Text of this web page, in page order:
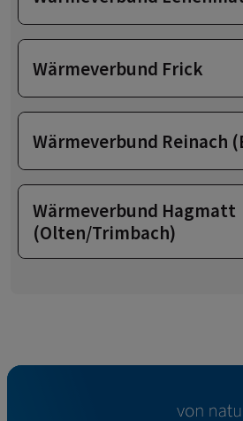
Wärmeverbund Frick
Wärmeverbund Reinach
Wärmeverbund Hagmatt
(Olten/Trimbach)